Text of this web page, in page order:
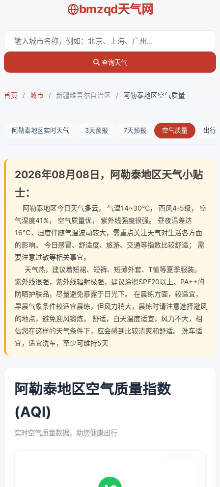
bmzqd天气网
查询天气
首页 / 城市 / 新疆维吾尔自治区 / 阿勒泰地区空气质量
阿勒泰地区实时天气 3天预报 7天预报 空气质量 出行
2026年08月08日，阿勒泰地区天气小贴
士：
阿勒泰地区今日天气多云， 气温14~30℃， 西风4-5级， 空
气湿度41%， 空气质量优， 紫外线强度很强。 昼夜温差达
16℃，湿度伴随气温波动较大，需重点关注天气对生活各方面
的影响。 今日感冒、舒适度、旅游、交通等指数比较舒适； 需
要注意过敏等相关事宜。
天气热，建议着短裙、短裤、短薄外套、T恤等夏季服装。
紫外线很强，紫外线辐射极强，建议涂擦SPF20以上、PA++的
防晒护肤品，尽量避免暴露于日光下。 在晨练方面，较适宜，
早晨气象条件较适宜晨练，但风力稍大，晨练时请注意选择避风
的地点，避免迎风锻炼。 舒适，白天温度适宜，风力不大，相
信您在这样的天气条件下，应会感到比较清爽和舒适。 洗车适
宜，适宜洗车，至少可维持5天
阿勒泰地区空气质量指数
(AQI)
实时空气质量数据，助您健康出行